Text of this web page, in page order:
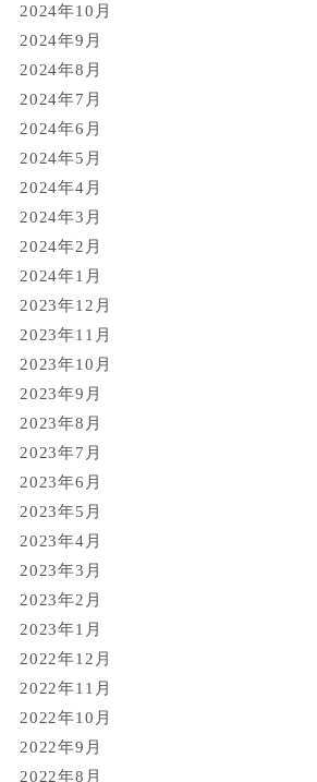
2024年10月
2024年9月
2024年8月
2024年7月
2024年6月
2024年5月
2024年4月
2024年3月
2024年2月
2024年1月
2023年12月
2023年11月
2023年10月
2023年9月
2023年8月
2023年7月
2023年6月
2023年5月
2023年4月
2023年3月
2023年2月
2023年1月
2022年12月
2022年11月
2022年10月
2022年9月
2022年8月